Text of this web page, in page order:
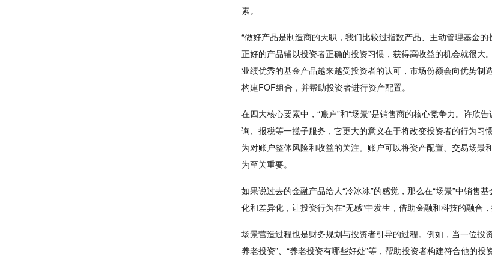
素。
“做好产品是制造商的天职，我们比较过指数产品、主动管理基金
正好的产品辅以投资者正确的投资习惯，获得高收益的机会就很大
业绩优秀的基金产品越来越受投资者的认可，市场份额会向优势制
构建FOF组合，并帮助投资者进行资产配置。
在四大核心要素中，“账户”和“场景”是销售商的核心竞争力。许欣
询、报税等一揽子服务，它更大的意义在于将改变投资者的行为
为对账户整体风险和收益的关注。账户可以将资产配置、交易场
为至关重要。
如果说过去的金融产品给人“冷冰冰”的感觉，那么在“场景”中销售
化和差异化，让投资行为在“无感”中发生，借助金融和科技的融合
场景营造过程也是财务规划与投资者引导的过程。例如，当一位投
养老投资”、“养老投资有哪些好处”等，帮助投资者构建符合他的投